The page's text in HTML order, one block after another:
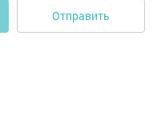
Отправить